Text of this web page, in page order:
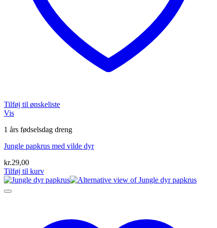
Tilføj til ønskeliste
Vis
1 års fødselsdag dreng
Jungle papkrus med vilde dyr
kr.29,00
Tilføj til kurv